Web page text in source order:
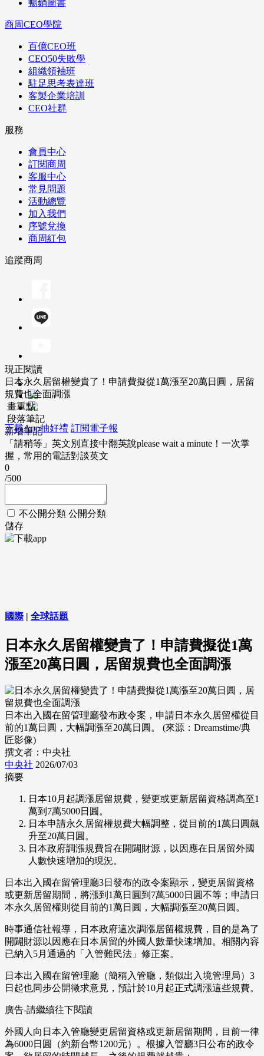
暢銷圖書
商周CEO學院
百億CEO班
CEO50失敗學
組織領袖班
駐足思考表達班
客製企業培訓
CEO社群
服務
會員中心
訂閱商周
客服中心
常見問題
活動總覽
加入我們
序號兌換
商周紅包
追蹤商周
下載App抽好禮 訂閱電子報
現正閱讀
日本永久居留權變貴了！申請費擬從1萬漲至20萬日圓，居留
規費也全面調漲
畫重點
段落筆記
新增筆記
「請稍等」英文別直接中翻英說please wait a minute！一次掌
握，常用的電話對談英文
0
/500
不公開分類 公開分類
儲存
國際| 全球話題
日本永久居留權變貴了！申請費擬從1萬
漲至20萬日圓，居留規費也全面調漲
日本出入國在留管理廳發布政令案，申請日本永久居留權從目
前的1萬日圓，大幅調漲至20萬日圓。 (來源：Dreamstime/典
匠影像)
撰文者：中央社
中央社 2026/07/03
摘要
日本10月起調漲居留規費，變更或更新居留資格調高至1
萬到7萬5000日圓。
日本申請永久居留權規費大幅調整，從目前的1萬日圓飆
升至20萬日圓。
日本政府調漲規費旨在開闢財源，以因應在日居留外國
人數快速增加的現況。
日本出入國在留管理廳3日發布的政令案顯示，變更居留資格
或更新居留期間，將漲到1萬日圓到7萬5000日圓不等；申請日
本永久居留權則從目前的1萬日圓，大幅調漲至20萬日圓。
時事通信社報導，日本政府這次調漲居留權規費，目的是為了
開闢財源以因應在日本居留的外國人數量快速增加。相關內容
已納入5月通過的「入管難民法」修正案。
日本出入國在留管理廳（簡稱入管廳，類似出入境管理局）3
日起也同步公開徵求意見，預計於10月起正式調漲這些規費。
廣告-請繼續往下閱讀
外國人向日本入管廳變更居留資格或更新居留期間，目前一律
為6000日圓（約新台幣1200元）。根據入管廳3日公布的政令